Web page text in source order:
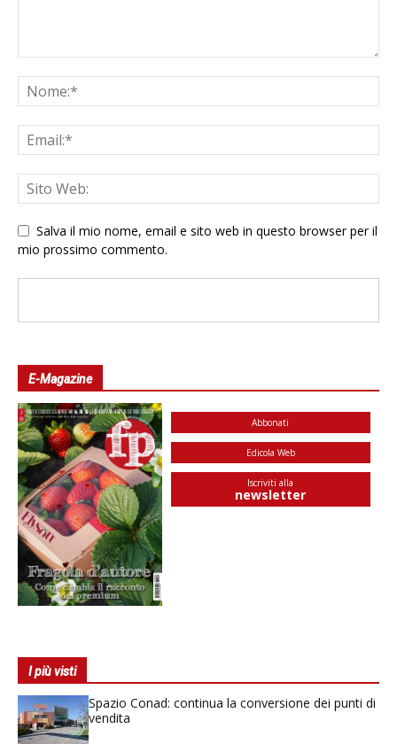
Salva il mio nome, email e sito web in questo browser per il
mio prossimo commento.
E-Magazine
Abbonati
Edicola Web
Iscriviti alla
newsletter
I più visti
Spazio Conad: continua la conversione dei punti di
vendita